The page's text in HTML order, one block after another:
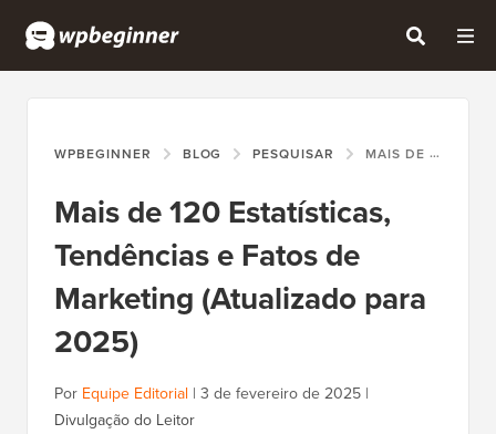
WPBEGINNER BLOG PESQUISAR MAIS DE 120 ESTATÍSTICAS, TENDÊNCIAS E FATOS DE MARKETING (ATUALIZADO PARA 2025)
Mais de 120 Estatísticas,
Tendências e Fatos de
Marketing (Atualizado para
2025)
Por Equipe Editorial | 3 de fevereiro de 2025 |
Divulgação do Leitor